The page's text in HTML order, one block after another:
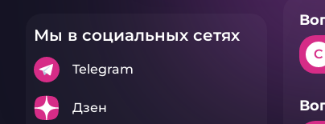
Мы в социальных сетях
Telegram
Дзен
C